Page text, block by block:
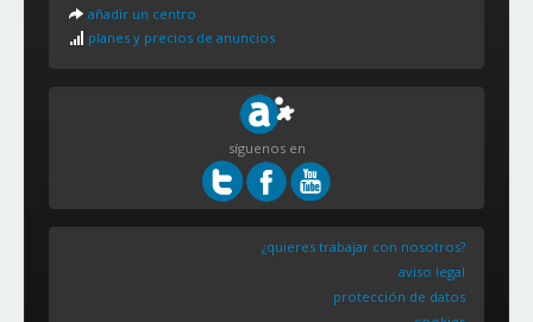
añadir un centro
planes y precios de anuncios
síguenos en
¿quieres trabajar con nosotros?
aviso legal
protección de datos